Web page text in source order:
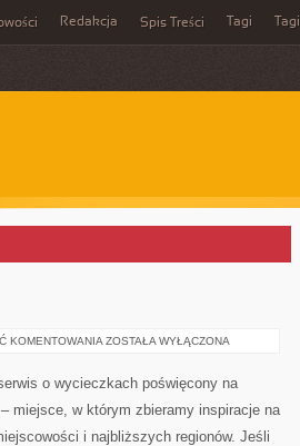
Redakcja Spis Treści Tagi Tagi
KOMENTOWANIA CHORZÓW
ZOSTAŁA WYŁĄCZONA
o wycieczkach poświęcony na
miejsce, w którym zbieramy inspiracje na
i najbliższych regionów. Jeśli